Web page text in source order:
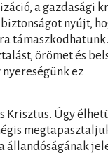
a gazdasági
nyújt,
örömet és
ez
Krisztus. Úgy
állandóságának